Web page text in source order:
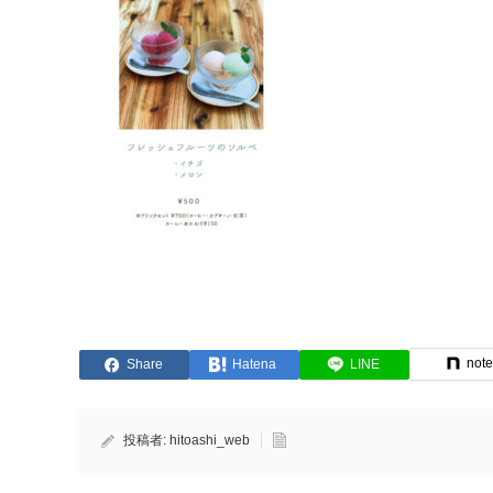
Share Hatena LINE note
投稿者: hitoashi_web